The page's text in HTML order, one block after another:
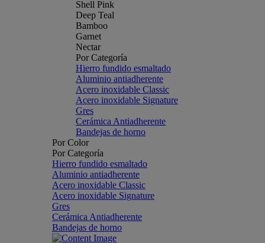
Shell Pink
Deep Teal
Bamboo
Garnet
Nectar
Por Categoría
Hierro fundido esmaltado
Aluminio antiadherente
Acero inoxidable Classic
Acero inoxidable Signature
Gres
Cerámica Antiadherente
Bandejas de horno
Por Color
Por Categoría
Hierro fundido esmaltado
Aluminio antiadherente
Acero inoxidable Classic
Acero inoxidable Signature
Gres
Cerámica Antiadherente
Bandejas de horno